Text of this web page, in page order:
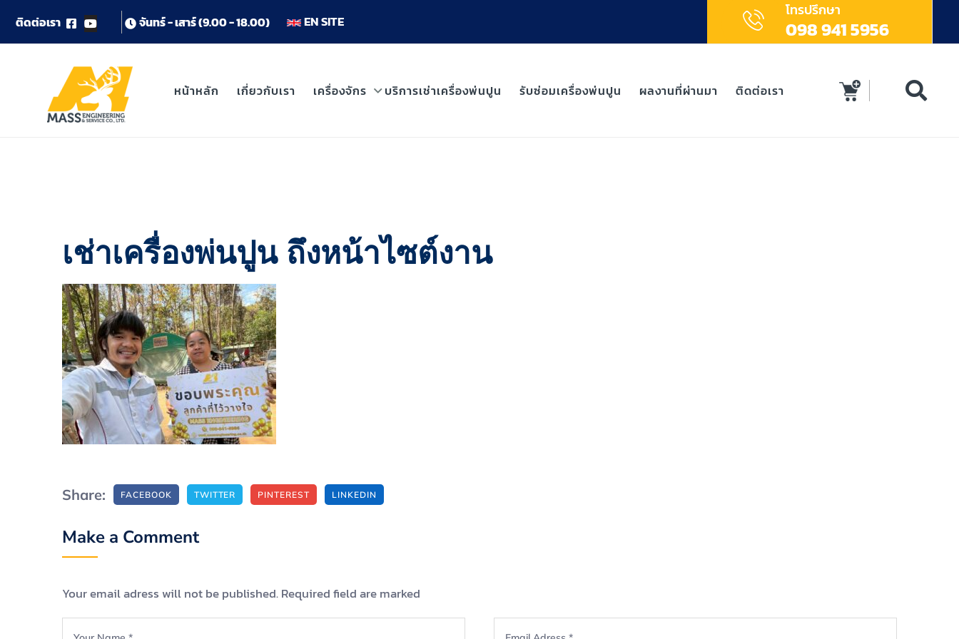
ตดตอเรา จนทร-เสาร(9.00-18.00) EN SITE
โทรปรึกษา
098 941 5956
หน้าหลัก เกี่ยวกับเรา เครื่องจักร บริการเช่าเครื่องพ่นปูน รับซ่อมเครื่องพ่นปูน ผลงานที่ผ่านมา ติดต่อเรา
เช่าเครื่องพ่นปูน ถึงหน้าไซต์งาน
Share: FACEBOOK TWITTER PINTEREST LINKEDIN
Make a Comment
Your email adress will not be published. Required field are marked